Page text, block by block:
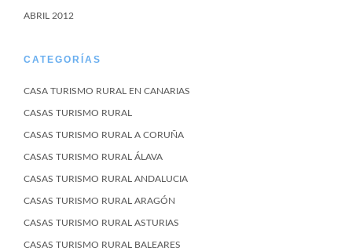
ABRIL 2012
CATEGORÍAS
CASA TURISMO RURAL EN CANARIAS
CASAS TURISMO RURAL
CASAS TURISMO RURAL A CORUÑA
CASAS TURISMO RURAL ÁLAVA
CASAS TURISMO RURAL ANDALUCIA
CASAS TURISMO RURAL ARAGÓN
CASAS TURISMO RURAL ASTURIAS
CASAS TURISMO RURAL BALEARES